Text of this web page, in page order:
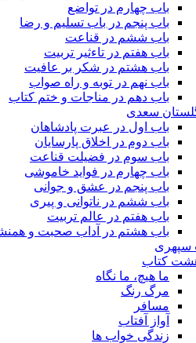
باب چهارم در تواضع
باب پنجم در باب تسلیم و رضا
باب ششم در قناعت
باب هفتم در تاءثیر تربیت
باب هشتم در شکر بر عافیت
باب نهم در توبه و راه صواب
باب دهم در مناجات و ختم کتاب
سعدی
باب اول در عبرت پادشاهان
باب دوم در اخلاق پارسایان
باب سوم در فضیلت قناعت
باب چهارم در فواید خاموشى
باب پنجم در عشق و جوانى
باب ششم در ناتوانى و پیرى
باب هفتم در عالم تربیت
باب هشتم در آداب صحبت و
سپهری
کتاب
ما هیچ، ما نگاه
مرگ رنگ
مسافر
آواز آفتاب
زندگی خواب ها